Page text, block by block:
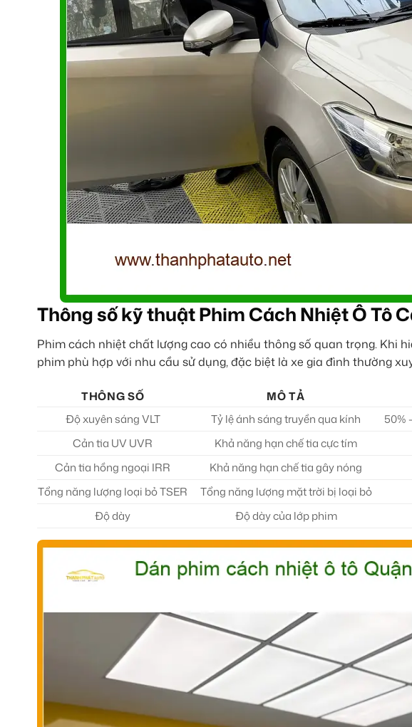
Thông số kỹ thuật Phim Cách Nhiệt Ô Tô
Phim cách nhiệt chất lượng cao có nhiều thông số quan trọng. Khi
phim phù hợp với nhu cầu sử dụng, đặc biệt là xe gia đình thường
THÔNG SỐ MÔ TẢ
Độ xuyên sáng VLT
Tỷ lệ ánh sáng truyền qua kính 50%
Cản tia UV UVR
Khả năng hạn chế tia cực tím
Cản tia hồng ngoại IRR
Khả năng hạn chế tia gây nóng
Tổng năng lượng loại bỏ TSER
Tổng năng lượng mặt trời bị loại bỏ
Độ dày
Độ dày của lớp phim